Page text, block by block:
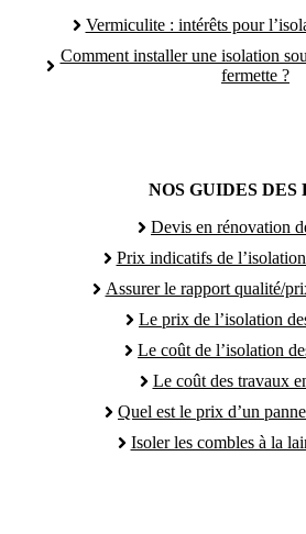
Vermiculite : intérêts pour
Comment installer une isolation
fermette ?
NOS GUIDES DES
Devis en rénovation
Prix indicatifs de
Assurer le rapport qualité/
Le prix de l’isolation
Le coût de l’isolation
Le coût des travaux
Quel est le prix d’un
Isoler les combles à la